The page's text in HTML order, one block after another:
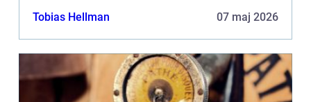
Tobias Hellman 07 maj 2026